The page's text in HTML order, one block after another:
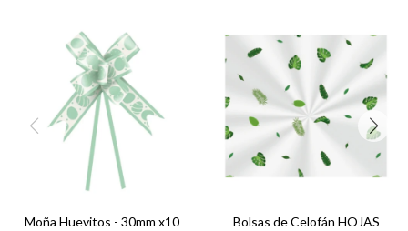
Moña Huevitos - 30mm x10
Bolsas de Celofán HOJAS